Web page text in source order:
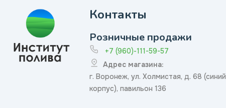
Контакты
Розничные продажи
+7 (960)-111-59-57
Адрес магазина:
г. Воронеж, ул. Холмистая, д. 68 (синий
корпус), павильон 136